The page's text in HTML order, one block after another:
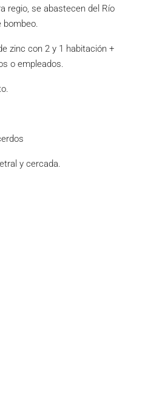
regio, se abastecen del Río
bombeo.
zinc con 2 y 1 habitación +
o empleados.
y cercada.